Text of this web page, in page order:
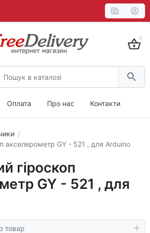
0
Оплата Про нас Контакти
акселерометр GY - 521 , для Arduino
гіроскоп
GY - 521 , для
товар